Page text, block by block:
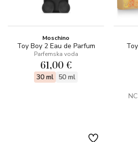
Moschino
Toy Boy 2 Eau de Parfum
Parfemska voda
61,00 €
30 ml 50 ml